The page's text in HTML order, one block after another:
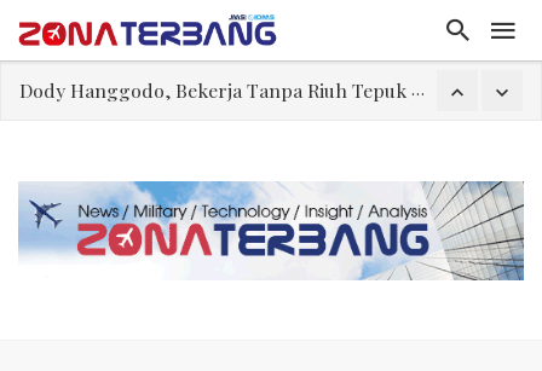
Dody Hanggodo, Bekerja Tanpa Riuh Tepuk Tangan
Kearifan Diogenes
Belajar dari kalah 3-0 dengan Vietnam: Sepak Bola Tidak Mengenal Jalan Pintas
IKN Mengurai Benang Kusut Pengentasan Kemiskinan